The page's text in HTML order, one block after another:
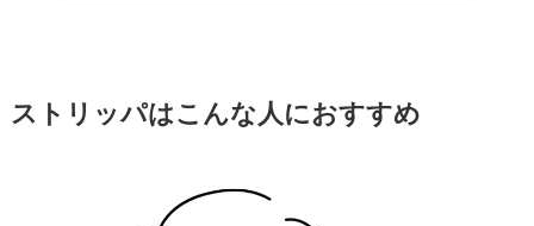
ストリッパはこんな人におすすめ